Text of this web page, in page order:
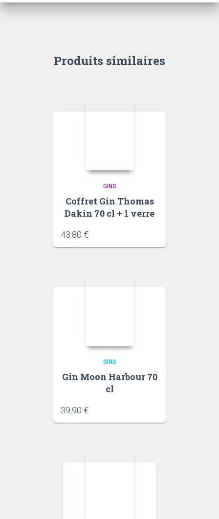
Produits similaires
GINS
Coffret Gin Thomas
Dakin 70 cl + 1 verre
43,80 €
GINS
Gin Moon Harbour 70
cl
39,90 €